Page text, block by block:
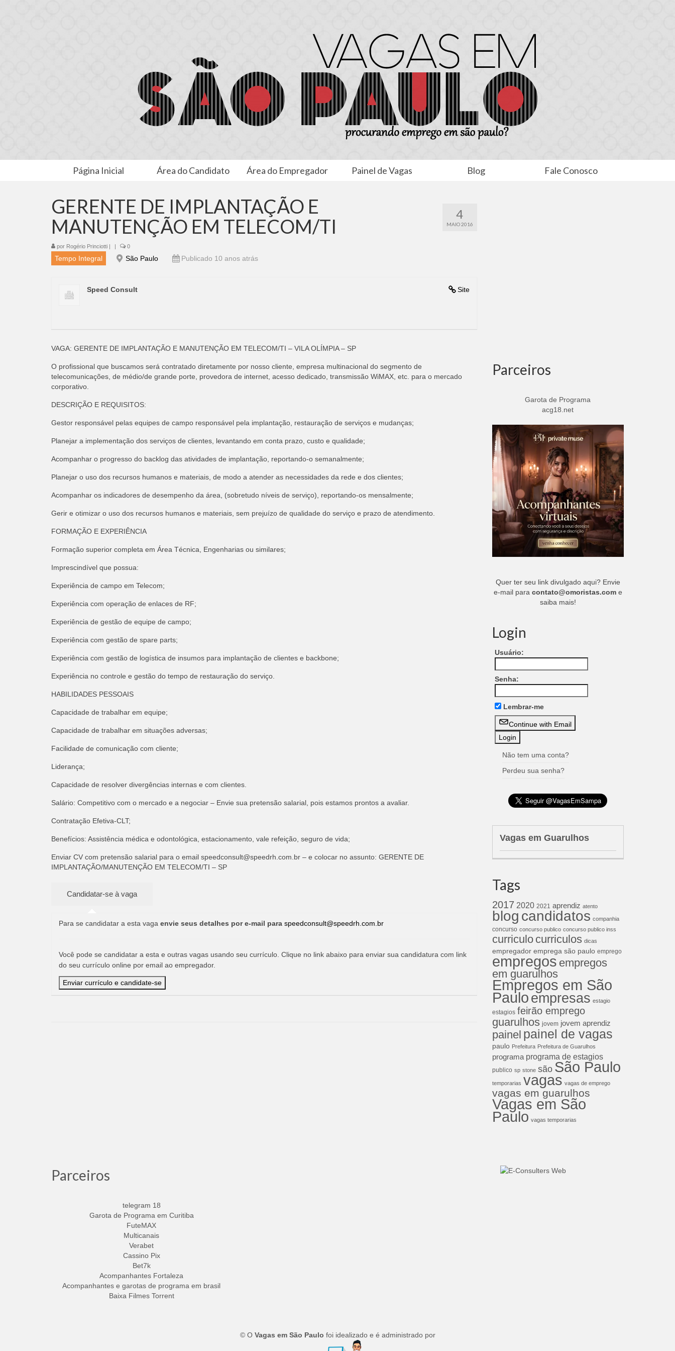
Página Inicial Área do Candidato Área do Empregador Painel de Vagas Blog Fale Conosco
4
MAIO 2016
GERENTE DE IMPLANTAÇÃO E
MANUTENÇÃO EM TELECOM/TI
por Rogério Princiotti | | 0
Tempo Integral São Paulo Publicado 10 anos atrás
Site
Speed Consult
VAGA: GERENTE DE IMPLANTAÇÃO E MANUTENÇÃO EM TELECOM/TI – VILA OLÍMPIA – SP
O profissional que buscamos será contratado diretamente por nosso cliente, empresa multinacional do segmento de
telecomunicações, de médio/de grande porte, provedora de internet, acesso dedicado, transmissão WiMAX, etc. para o mercado
corporativo.
DESCRIÇÃO E REQUISITOS:
Gestor responsável pelas equipes de campo responsável pela implantação, restauração de serviços e mudanças;
Planejar a implementação dos serviços de clientes, levantando em conta prazo, custo e qualidade;
Acompanhar o progresso do backlog das atividades de implantação, reportando-o semanalmente;
Planejar o uso dos recursos humanos e materiais, de modo a atender as necessidades da rede e dos clientes;
Acompanhar os indicadores de desempenho da área, (sobretudo níveis de serviço), reportando-os mensalmente;
Gerir e otimizar o uso dos recursos humanos e materiais, sem prejuízo de qualidade do serviço e prazo de atendimento.
FORMAÇÃO E EXPERIÊNCIA
Formação superior completa em Área Técnica, Engenharias ou similares;
Imprescindível que possua:
Experiência de campo em Telecom;
Experiência com operação de enlaces de RF;
Experiência de gestão de equipe de campo;
Experiência com gestão de spare parts;
Experiência com gestão de logística de insumos para implantação de clientes e backbone;
Experiência no controle e gestão do tempo de restauração do serviço.
HABILIDADES PESSOAIS
Capacidade de trabalhar em equipe;
Capacidade de trabalhar em situações adversas;
Facilidade de comunicação com cliente;
Liderança;
Capacidade de resolver divergências internas e com clientes.
Salário: Competitivo com o mercado e a negociar – Envie sua pretensão salarial, pois estamos prontos a avaliar.
Contratação Efetiva-CLT;
Benefícios: Assistência médica e odontológica, estacionamento, vale refeição, seguro de vida;
Enviar CV com pretensão salarial para o email speedconsult@speedrh.com.br – e colocar no assunto: GERENTE DE
IMPLANTAÇÃO/MANUTENÇÃO EM TELECOM/TI – SP
Para se candidatar a esta vaga envie seus detalhes por e-mail para speedconsult@speedrh.com.br
Você pode se candidatar a esta e outras vagas usando seu currículo. Clique no link abaixo para enviar sua candidatura com link
do seu currículo online por email ao empregador.
Parceiros
Garota de Programa
acg18.net
Quer ter seu link divulgado aqui? Envie
e-mail para contato@omoristas.come
saiba mais!
Login
Usuário:
Senha:
Lembrar-me
Continue with Email
Não tem uma conta?
Perdeu sua senha?
Vagas em Guarulhos
Tags
2017 2020 2021 aprendiz atento
blog candidatos companhia
concurso concurso publico concurso publico inss
curriculo curriculos dicas
empregador emprega são paulo emprego
empregos empregos
em guarulhos
Empregos em São
Pauloempresas estagio
estagios feirão emprego
guarulhos jovem jovem aprendiz
painel painel de vagas
paulo Prefeitura Prefeitura de Guarulhos
programa programa de estagios
publico sp stone são São Paulo
temporarias vagas vagas de emprego
vagas em guarulhos
Vagas em São
Paulo vagas temporarias
Parceiros
telegram 18
Garota de Programa em Curitiba
FuteMAX
Multicanais
Verabet
Cassino Pix
Bet7k
Acompanhantes Fortaleza
Acompanhantes e garotas de programa em brasil
Baixa Filmes Torrent
© O Vagas em São Paulo foi idealizado e é administrado por